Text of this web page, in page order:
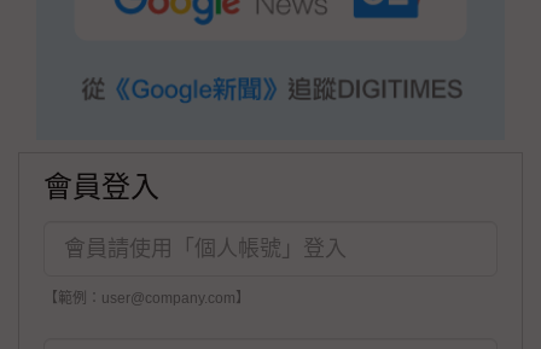
會員登入
【範例：user@company.com】